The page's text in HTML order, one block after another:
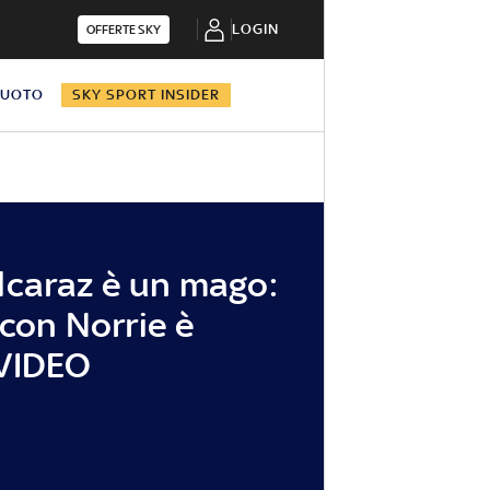
OFFERTE SKY LOGIN
SKY SPORT INSIDER
è un mago:
Norrie è